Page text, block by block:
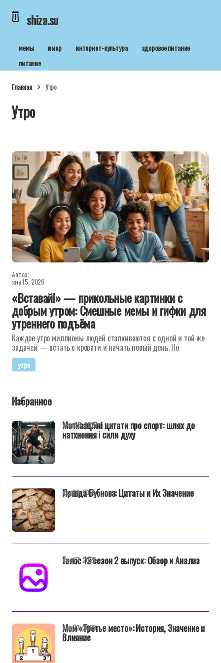
shiza.su
мемы юмор интернет-культура
здоровое питание
питание
Главная Утро
Утро
Автор:
янв 15, 2026
«Вставай!» — прикольные картинки с
добрым утром: Смешные мемы и гифки для
утреннего подъёма
Каждое утро миллионы людей сталкиваются с одной и той же
задачей — встать с кровати и начать новый день. Но
утро
Избранное
Мотиваційні цитати про спорт: шлях до
натхнення і сили духу
июн 05, 2025
Правда Бубнова: Цитаты и Их Значение
фев 18, 2025
Голос 12 сезон 2 выпуск: Обзор и Анализ
фев 17, 2025
Мем «Третье место»: История, Значение и
Влияние
янв 22, 2025